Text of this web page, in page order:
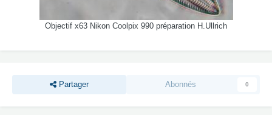
Objectif x63 Nikon Coolpix 990 préparation H.Ullrich
Partager Abonnés 0